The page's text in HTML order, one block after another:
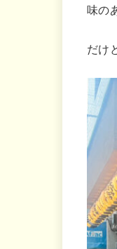
味の
だけ